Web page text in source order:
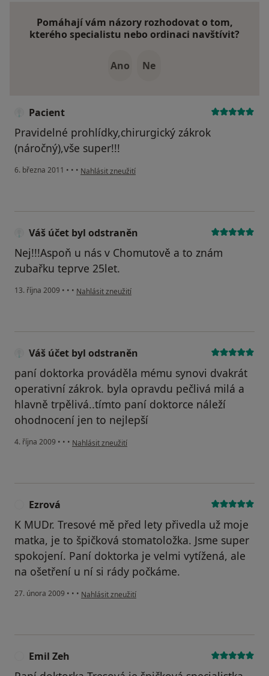
Pomáhají vám názory rozhodovat o tom,
kterého specialistu nebo ordinaci navštívit?
Ano Ne
Pacient
Pravidelné prohlídky,chirurgický zákrok
(náročný),vše super!!!
6. března 2011 • • • podle názoru uživatele Pacient
Nahlásit zneužití
Váš účet byl odstraněn
Nej!!!Aspoň u nás v Chomutově a to znám
zubařku teprve 25let.
13. října 2009 • • • podle názoru uživatele Váš účet byl odstraněn
Nahlásit zneužití
Váš účet byl odstraněn
paní doktorka prováděla mému synovi dvakrát
operativní zákrok. byla opravdu pečlivá milá a
hlavně trpělivá..tímto paní doktorce náleží
ohodnocení jen to nejlepší
4. října 2009 • • • podle názoru uživatele Váš účet byl odstraněn
Nahlásit zneužití
Ezrová
K MUDr. Tresové mě před lety přivedla už moje
matka, je to špičková stomatoložka. Jsme super
spokojení. Paní doktorka je velmi vytížená, ale
na ošetření u ní si rády počkáme.
27. února 2009 • • • podle názoru uživatele Ezrová
Nahlásit zneužití
Emil Zeh